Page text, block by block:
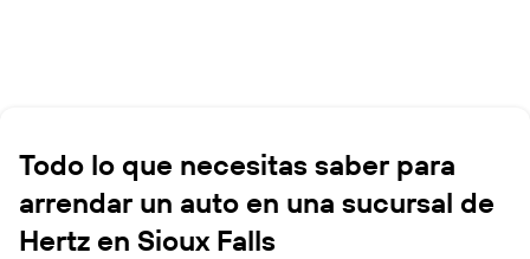
Todo lo que necesitas saber para
arrendar un auto en una sucursal de
Hertz en Sioux Falls